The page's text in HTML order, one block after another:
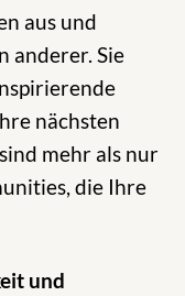
aus und
anderer. Sie
nächsten
mehr als nur
die Ihre
und